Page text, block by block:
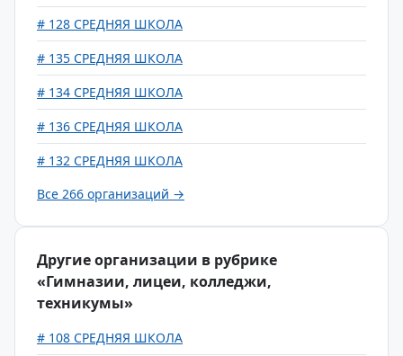
# 128 СРЕДНЯЯ ШКОЛА
# 135 СРЕДНЯЯ ШКОЛА
# 134 СРЕДНЯЯ ШКОЛА
# 136 СРЕДНЯЯ ШКОЛА
# 132 СРЕДНЯЯ ШКОЛА
Все 266 организаций →
Другие организации в рубрике
«Гимназии, лицеи, колледжи,
техникумы»
# 108 СРЕДНЯЯ ШКОЛА